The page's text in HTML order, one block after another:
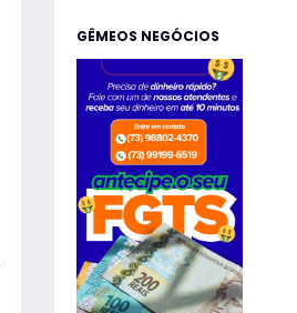
GÊMEOS NEGÓCIOS